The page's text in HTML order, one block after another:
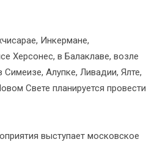
Инкермане,
Херсонес, в Балаклаве, возле
Симеизе, Алупке, Ливадии, Ялте,
Свете планируется провести
выступает московское